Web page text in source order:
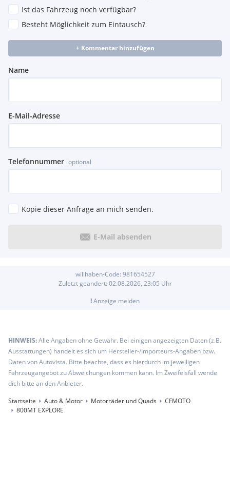
Ist das Fahrzeug noch verfügbar?
Besteht Möglichkeit zum Eintausch?
+ Kommentar hinzufügen
Name
E-Mail-Adresse
Telefonnummer optional
Kopie dieser Anfrage an mich senden.
E-Mail absenden
willhaben-Code: 981654527
Zuletzt geändert: 02.08.2026, 23:05 Uhr
!Anzeige melden
HINWEIS:Alle Angaben ohne Gewähr. Bei einigen angezeigten Daten (z.B.
Ausstattungen) handelt es sich um Hersteller-/Importeurs-Angaben bzw.
Daten von Autovista. Bitte beachte, dass es hierdurch im jeweiligen
Fahrzeugangebot zu Abweichungen kommen kann. Im Zweifelsfall wende
dich bitte an den Anbieter.
Startseite
Auto & Motor Motorräder und Quads
CFMOTO
800MT EXPLORE